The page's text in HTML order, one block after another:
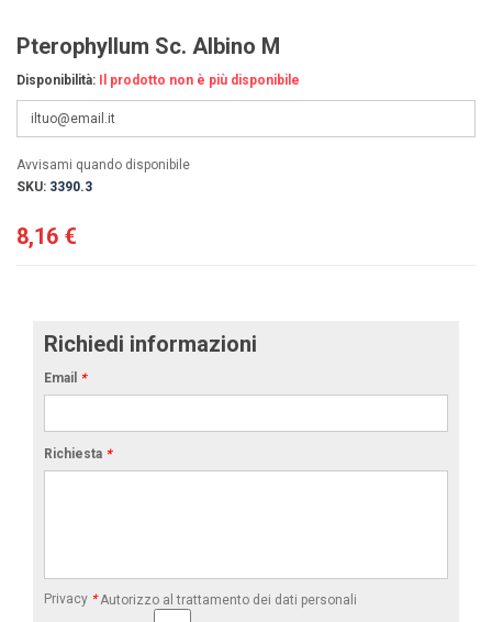
Pterophyllum Sc. Albino M
Disponibilità: Il prodotto non è più disponibile
Avvisami quando disponibile
SKU: 3390.3
8,16 €
Richiedi informazioni
Email *
Richiesta *
Privacy * Autorizzo al trattamento dei dati personali